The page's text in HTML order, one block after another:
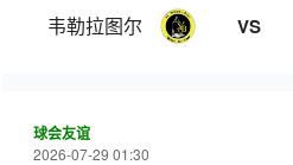
韦勒拉图尔 VS
球会友谊
2026-07-29 01:30